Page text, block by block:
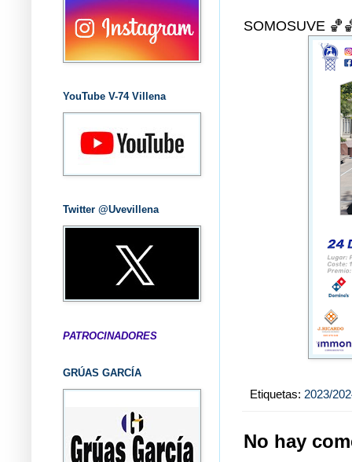
SOMOSUVE
Etiquetas: 2023/
No hay
YouTube V-74 Villena
Twitter @Uvevillena
PATROCINADORES
GRÚAS GARCÍA